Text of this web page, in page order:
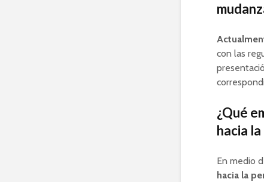
con las
¿Qué
hacia
En medio
hacia la